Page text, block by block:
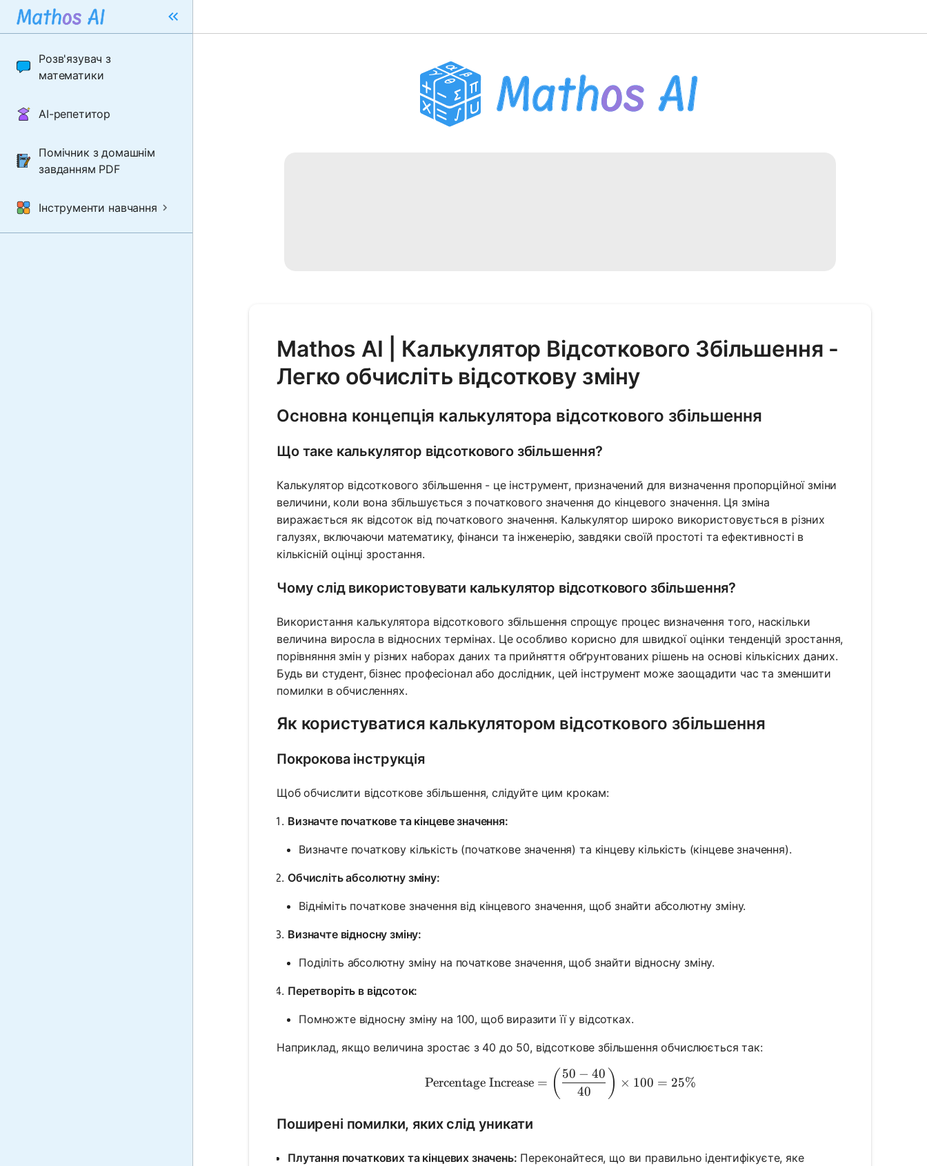
Розв'язувач з
математики
AI-репетитор
Помічник з домашнім
завданням PDF
Інструменти навчання
Mathos AI | Калькулятор Відсоткового Збільшення -
Легко обчисліть відсоткову зміну
Основна концепція калькулятора відсоткового збільшення
Що таке калькулятор відсоткового збільшення?
Калькулятор відсоткового збільшення - це інструмент, призначений для визначення пропорційної зміни
величини, коли вона збільшується з початкового значення до кінцевого значення. Ця зміна
виражається як відсоток від початкового значення. Калькулятор широко використовується в різних
галузях, включаючи математику, фінанси та інженерію, завдяки своїй простоті та ефективності в
кількісній оцінці зростання.
Чому слід використовувати калькулятор відсоткового збільшення?
Використання калькулятора відсоткового збільшення спрощує процес визначення того, наскільки
величина виросла в відносних термінах. Це особливо корисно для швидкої оцінки тенденцій зростання,
порівняння змін у різних наборах даних та прийняття обґрунтованих рішень на основі кількісних даних.
Будь ви студент, бізнес професіонал або дослідник, цей інструмент може заощадити час та зменшити
помилки в обчисленнях.
Як користуватися калькулятором відсоткового збільшення
Покрокова інструкція
Щоб обчислити відсоткове збільшення, слідуйте цим крокам:
Визначте початкове та кінцеве значення:
Визначте початкову кількість (початкове значення) та кінцеву кількість (кінцеве значення).
Обчисліть абсолютну зміну:
Відніміть початкове значення від кінцевого значення, щоб знайти абсолютну зміну.
Визначте відносну зміну:
Поділіть абсолютну зміну на початкове значення, щоб знайти відносну зміну.
Перетворіть в відсоток:
Помножте відносну зміну на 100, щоб виразити її у відсотках.
Наприклад, якщо величина зростає з 40 до 50, відсоткове збільшення обчислюється так:
\text{Percentage Increase} = \left(\frac{50 - 40}{40}\right)
Percentage Increase = ( 40
50 − 40 ) × 100 = 25%
Поширені помилки, яких слід уникати
Плутання початкових та кінцевих значень: Переконайтеся, що ви правильно ідентифікуєте, яке